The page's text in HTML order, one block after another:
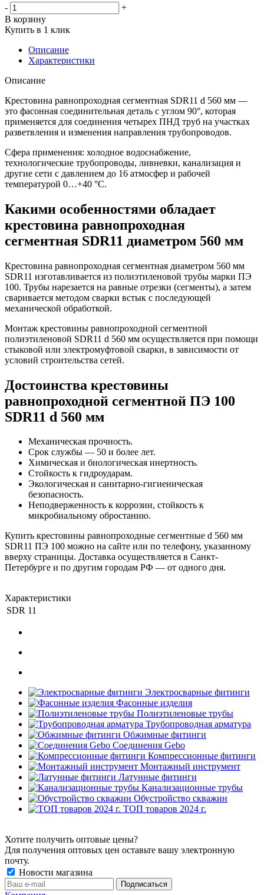
-
+
В корзину
Купить в 1 клик
Описание
Характеристики
Описание
Крестовина равнопроходная сегментная SDR11 d 560 мм —
это фасонная соединительная деталь с углом 90°, которая
применяется для соединения четырех ПНД труб на участках
разветвления и изменения направления трубопроводов.
Сфера применения: холодное водоснабжение,
технологические трубопроводы, ливневки, канализация и
другие сети с давлением до 16 атмосфер и рабочей
температурой 0…+40 °С.
Какими особенностями обладает
крестовина равнопроходная
сегментная SDR11 диаметром 560 мм
Крестовина равнопроходная сегментная диаметром 560 мм
SDR11 изготавливается из полиэтиленовой трубы марки ПЭ
100. Трубы нарезается на равные отрезки (сегменты), а затем
сваривается методом сварки встык с последующей
механической обработкой.
Монтаж крестовины равнопроходной сегментной
полиэтиленовой SDR11 d 560 мм осуществляется при помощи
стыковой или электромуфтовой сварки, в зависимости от
условий строительства сетей.
Достоинства крестовины
равнопроходной сегментной ПЭ 100
SDR11 d 560 мм
Механическая прочность.
Срок службы — 50 и более лет.
Химическая и биологическая инертность.
Стойкость к гидроударам.
Экологическая и санитарно-гигиеническая
безопасность.
Неподверженность к коррозии, стойкость к
микробиальному обростанию.
Купить крестовины равнопроходные сегментные d 560 мм
SDR11 ПЭ 100 можно на сайте или по телефону, указанному
вверху страницы. Доставка осуществляется в Санкт-
Петербурге и по другим городам РФ — от одного дня.
Характеристики
SDR 11
Электросварные фитинги
Фасонные изделия
Полиэтиленовые трубы
Трубопроводная арматура
Обжимные фитинги
Соединения Gebo
Компрессионные фитинги
Монтажный инструмент
Латунные фитинги
Канализационные трубы
Обустройство скважин
ТОП товаров 2024 г.
Хотите получить оптовые цены?
Для получения оптовых цен оставьте вашу электронную
почту.
Новости магазина